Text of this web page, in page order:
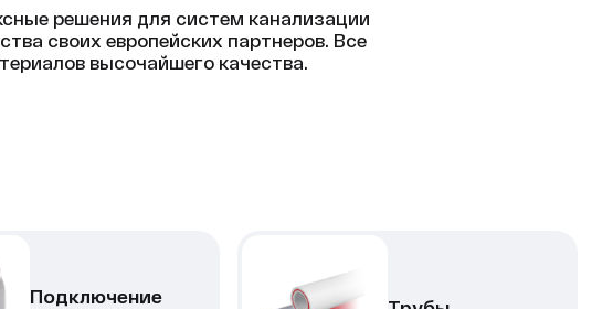
решения для систем канализации
своих европейских партнеров. Все
высочайшего качества.
Подключение